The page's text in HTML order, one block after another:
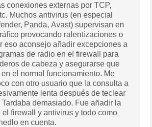
conexiones externas por TCP,
Muchos antivirus (en especial
Panda, Avast) supervisan en
provocando ralentizaciones o
eso aconsejo añadir excepciones a
de radio en el firewall para
de cabeza y asegurarse que
el normal funcionamiento. Me
con otro usuario que la consulta a
lenta después de teclear
demasiado. Fue añadir la
el firewall y antivirus y todo como
en cuenta.